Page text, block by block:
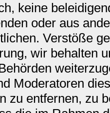
keine
oder aus
Verstöße
wir behalten
Moderatoren
zu entfernen, zu